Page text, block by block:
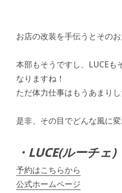
お店の改装を手伝うとその
本部もそうですし、LUCEも
なりますね！
ただ体力仕事はもうあまり
是非、その目でどんな風に
・LUCE(ルーチェ)
予約はこちらから
公式ホームページ